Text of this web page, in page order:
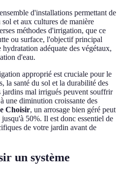
d'installations permettant de
et aux cultures de manière
méthodes d'irrigation, que ce
ou surface, l'objectif principal
adéquate des végétaux,
d'eau.
approprié est cruciale pour le
la santé du sol et la durabilité des
jardins mal irrigués peuvent souffrir
une diminution croissante des
Choisir, un arrosage bien géré peut
50%. Il est donc essentiel de
de votre jardin avant de
un système